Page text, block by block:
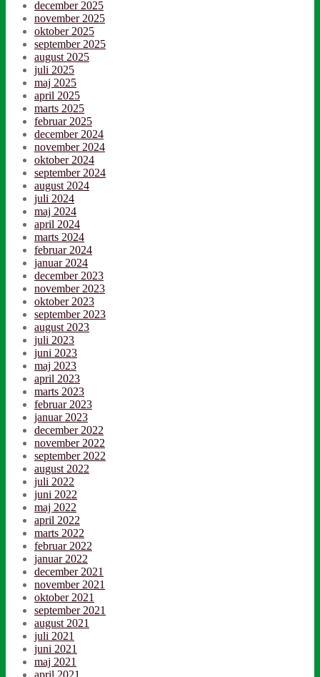
december 2025
november 2025
oktober 2025
september 2025
august 2025
juli 2025
maj 2025
april 2025
marts 2025
februar 2025
december 2024
november 2024
oktober 2024
september 2024
august 2024
juli 2024
maj 2024
april 2024
marts 2024
februar 2024
januar 2024
december 2023
november 2023
oktober 2023
september 2023
august 2023
juli 2023
juni 2023
maj 2023
april 2023
marts 2023
februar 2023
januar 2023
december 2022
november 2022
september 2022
august 2022
juli 2022
juni 2022
maj 2022
april 2022
marts 2022
februar 2022
januar 2022
december 2021
november 2021
oktober 2021
september 2021
august 2021
juli 2021
juni 2021
maj 2021
april 2021